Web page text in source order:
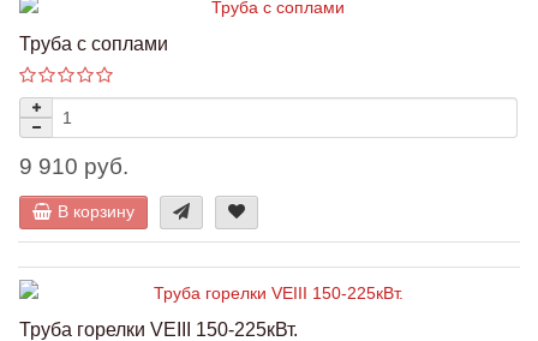
Труба с соплами
9 910 руб.
В корзину
Труба горелки VEIII 150-225кВт.